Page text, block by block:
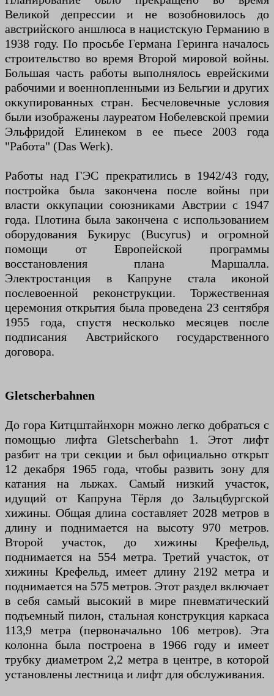
Великой депрессии и не возобновилось до
австрийского аншлюса в нацистскую Германию в
1938 году. По просьбе Германа Геринга началось
строительство во время Второй мировой войны.
Большая часть работы выполнялось еврейскими
рабочими и военнопленными из Бельгии и других
оккупированных стран. Бесчеловечные условия
были изображены лауреатом Нобелевской премии
Эльфридой Елинеком в ее пьесе 2003 года
"Работа" (Das Werk).
Работы над ГЭС прекратились в 1942/43 году,
постройка была закончена после войны при
власти оккупации союзниками Австрии с 1947
года. Плотина была закончена с использованием
оборудования Букирус (Bucyrus) и огромной
помощи от Европейской программы
восстановления плана Маршалла.
Электростанция в Капруне стала иконой
послевоенной реконструкции. Торжественная
церемония открытия была проведена 23 сентября
1955 года, спустя несколько месяцев после
подписания Австрийского государственного
договора.
Gletscherbahnen
До гора Китцштайнхорн можно легко добраться с
помощью лифта Gletscherbahn 1. Этот лифт
разбит на три секции и был официально открыт
12 декабря 1965 года, чтобы развить зону для
катания на лыжах. Самый низкий участок,
идущий от Капруна Тёрля до Зальцбургской
хижины. Общая длина составляет 2028 метров в
длину и поднимается на высоту 970 метров.
Второй участок, до хижины Крефельд,
поднимается на 554 метра. Третий участок, от
хижины Крефельд, имеет длину 2192 метра и
поднимается на 575 метров. Этот раздел включает
в себя самый высокий в мире пневматический
подъемный пилон, стальная конструкция каркаса
113,9 метра (первоначально 106 метров). Эта
колонна была построена в 1966 году и имеет
трубку диаметром 2,2 метра в центре, в которой
установлены лестница и лифт для обслуживания.